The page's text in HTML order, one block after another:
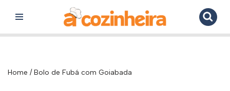
para
Home /Bolo de Fubá com Goiabada